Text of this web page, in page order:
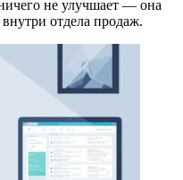
не улучшает — она
отдела продаж.